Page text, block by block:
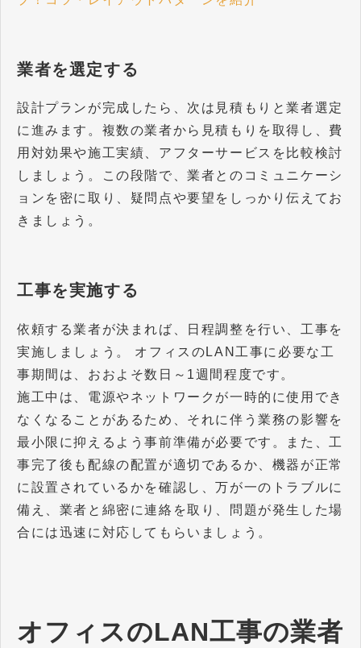
業者を選定する
設計プランが完成したら、次は見積もりと業者選定
に進みます。複数の業者から見積もりを取得し、費
用対効果や施工実績、アフターサービスを比較検討
しましょう。この段階で、業者とのコミュニケーシ
ョンを密に取り、疑問点や要望をしっかり伝えてお
きましょう。
工事を実施する
依頼する業者が決まれば、日程調整を行い、工事を
実施しましょう。 オフィスのLAN工事に必要な工
事期間は、おおよそ数日～1週間程度です。
施工中は、電源やネットワークが一時的に使用でき
なくなることがあるため、それに伴う業務の影響を
最小限に抑えるよう事前準備が必要です。また、工
事完了後も配線の配置が適切であるか、機器が正常
に設置されているかを確認し、万が一のトラブルに
備え、業者と綿密に連絡を取り、問題が発生した場
合には迅速に対応してもらいましょう。
オフィスのLAN工事の業者